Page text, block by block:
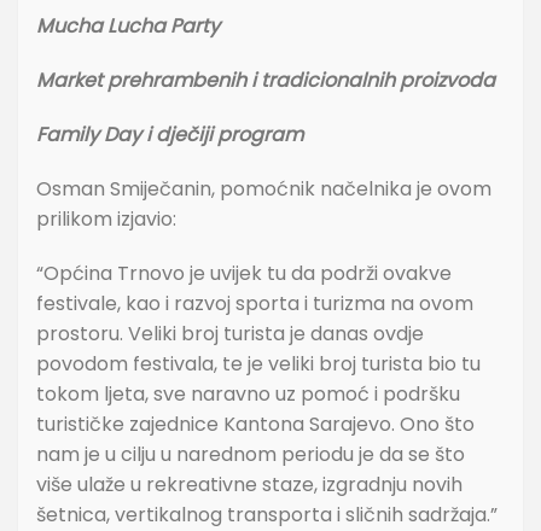
Mucha Lucha Party
Market prehrambenih i tradicionalnih proizvoda
Family Day i dječiji program
Osman Smiječanin, pomoćnik načelnika je ovom
prilikom izjavio:
“Općina Trnovo je uvijek tu da podrži ovakve
festivale, kao i razvoj sporta i turizma na ovom
prostoru. Veliki broj turista je danas ovdje
povodom festivala, te je veliki broj turista bio tu
tokom ljeta, sve naravno uz pomoć i podršku
turističke zajednice Kantona Sarajevo. Ono što
nam je u cilju u narednom periodu je da se što
više ulaže u rekreativne staze, izgradnju novih
šetnica, vertikalnog transporta i sličnih sadržaja.”